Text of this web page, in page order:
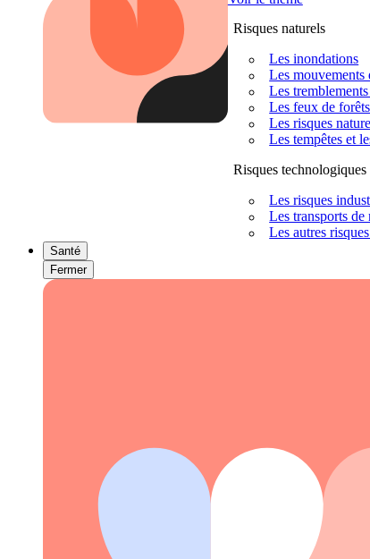
Risques naturels
Les inondations
Les mouvements
Les
Les feux de forêts
Les risques
Les tempêtes et
Risques technologiques
Les risques
Les transports de
Les autres
Santé
Fermer